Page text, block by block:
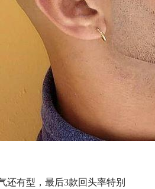
还有型，最后3款回头率特别